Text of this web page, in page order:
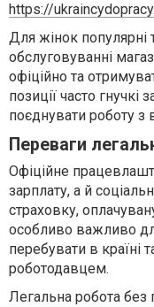
https://
Для жінок популярні
обслуговуванні
офіційно та
позиції часто
поєднувати роботу з
Переваги
Офіційне
зарплату, а й
страховку,
особливо важливо
перебувати в країні
роботодавцем.
Легальна робота без